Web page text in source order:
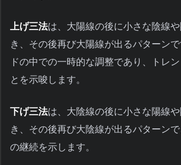
上げ三法は、大陽線の後に小さな陰線
き、その後再び大陽線が出るパターン
ドの中での一時的な調整であり、トレ
とを示唆します。
下げ三法は、大陰線の後に小さな陽線
き、その後再び大陰線が出るパターン
の継続を示します。